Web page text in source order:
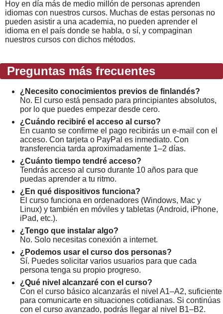
Hoy en día más de medio millón de personas aprenden
idiomas con nuestros cursos. Muchas de estas personas no
pueden asistir a una academia, no pueden aprender el
idioma en el país donde se habla, o sí, y compaginan
nuestros cursos con dichos métodos.
Preguntas más frecuentes
¿Necesito conocimientos previos de finlandés?
No. El curso está pensado para principiantes absolutos,
por lo que puedes empezar desde cero.
¿Cuándo recibiré el acceso al curso?
En cuanto se confirme el pago recibirás un e-mail con el
acceso. Con tarjeta o PayPal es inmediato. Con
transferencia tarda aproximadamente 1–2 días.
¿Cuánto tiempo tendré acceso?
Tendrás acceso al curso durante 10 años para que
puedas aprender a tu ritmo.
¿En qué dispositivos funciona?
El curso funciona en ordenadores (Windows, Mac y
Linux) y también en móviles y tabletas (Android, iPhone,
iPad, etc.).
¿Tengo que instalar algo?
No. Solo necesitas conexión a internet.
¿Podemos usar el curso dos personas?
Sí. Puedes solicitar varios usuarios para que cada
persona tenga su propio progreso.
¿Qué nivel alcanzaré con el curso?
Con el curso básico alcanzarás el nivel A1–A2, suficiente
para comunicarte en situaciones cotidianas. Si continúas
con el curso avanzado, podrás llegar al nivel B1–B2.